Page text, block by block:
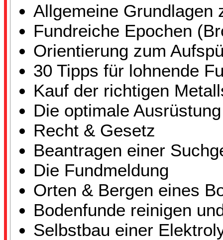
Allgemeine Grundlagen
Fundreiche Epochen
Orientierung zum
30 Tipps für lohnende
Kauf der richtigen
Die optimale Ausrüstung
Recht & Gesetz
Beantragen einer
Die Fundmeldung
Orten & Bergen eines
Bodenfunde reinigen
Selbstbau einer